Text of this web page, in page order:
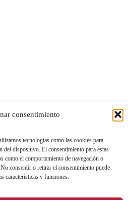
consentimiento
tecnologías como las cookies para
del dispositivo. El consentimiento para estas
como el comportamiento de navegación o
consentir o retirar el consentimiento puede
características y funciones.